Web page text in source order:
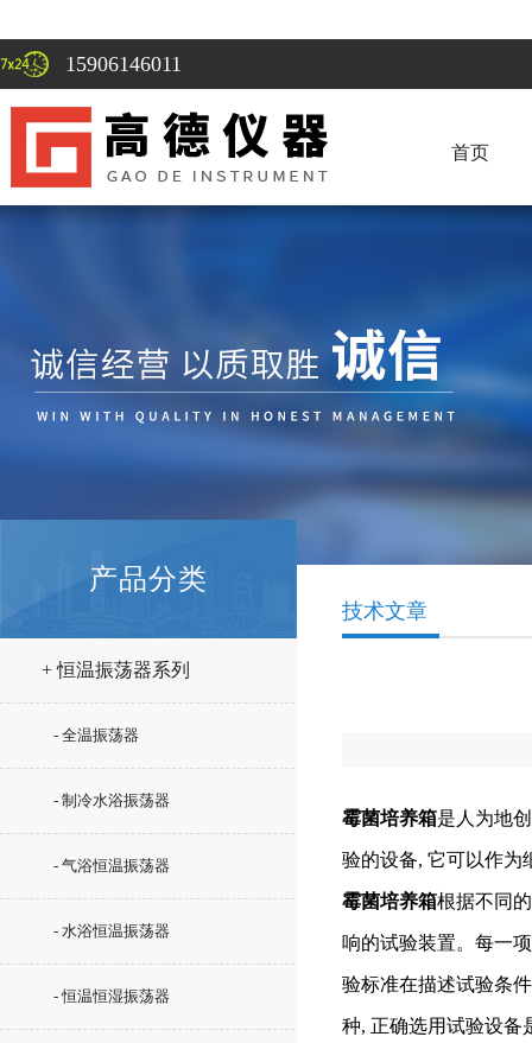
15906146011
首页
产品分类
+ 恒温振荡器系列
- 全温振荡器
- 制冷水浴振荡器
- 气浴恒温振荡器
- 水浴恒温振荡器
- 恒温恒湿振荡器
技术文章
霉菌培养箱是人为地
验的设备, 它可以作为
霉菌培养箱根据不同
响的试验装置。每一
验标准在描述试验条
种, 正确选用试验设备